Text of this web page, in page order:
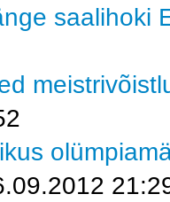
saalihoki